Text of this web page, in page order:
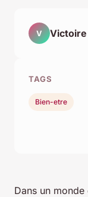
Dans un monde
V Victoire
TAGS
Bien-etre